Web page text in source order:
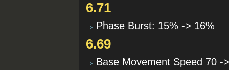
6.71
Phase Burst: 15% -> 16%
6.69
Base Movement Speed 70 -